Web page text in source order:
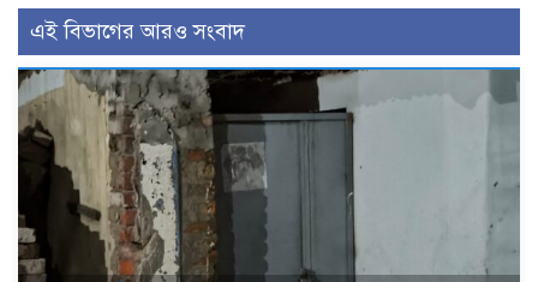
এই বিভাগের আরও সংবাদ